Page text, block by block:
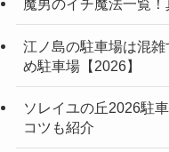
魔男のイチ魔法一覧
江ノ島の駐車場は混
め駐車場【2026】
ソレイユの丘2026駐
コツも紹介